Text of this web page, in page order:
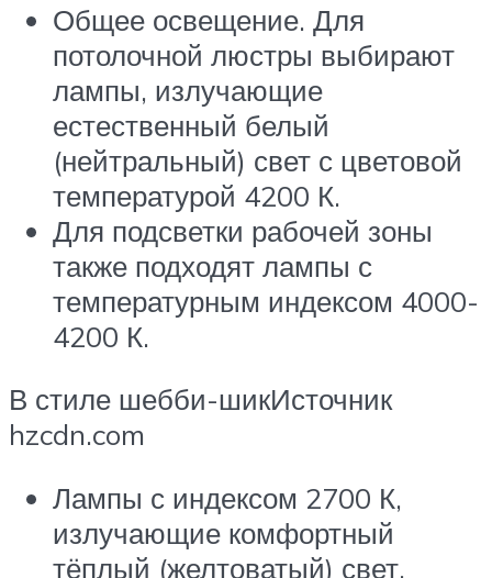
Общее освещение. Для
потолочной люстры выбирают
лампы, излучающие
естественный белый
(нейтральный) свет с цветовой
температурой 4200 К.
Для подсветки рабочей зоны
также подходят лампы с
температурным индексом 4000-
4200 К.
В стиле шебби-шикИсточник
hzcdn.com
Лампы с индексом 2700 К,
излучающие комфортный
тёплый (желтоватый) свет,